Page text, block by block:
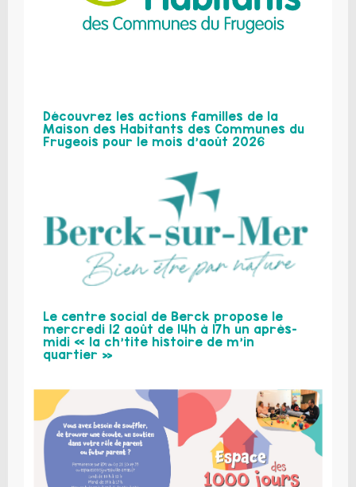
Découvrez les actions familles de la
Maison des Habitants des Communes du
Frugeois pour le mois d’août 2026
Le centre social de Berck propose le
mercredi 12 août de 14h à 17h un après-
midi « la ch’tite histoire de m’in
quartier »